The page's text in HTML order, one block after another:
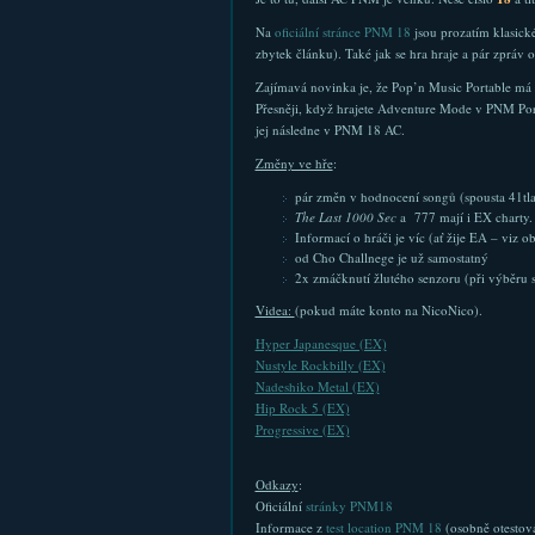
Na oficiální stránce PNM 18 jsou prozatím
zbytek článku). Také jak se hra hraje a pár zpráv
Zajímavá novinka je, že Pop’n Music Portable
Přesněji, když hrajete Adventure Mode v PNM
jej následne v PNM 18 AC.
Změny ve hře:
pár změn v hodnocení songů (spousta
The Last 1000 Seca 777 mají i EX charty.
Informací o hráči je víc (ať žije EA – viz
od Cho Challnege je už samostatný
2x zmáčknutí žlutého senzoru (při výběru
Videa: (pokud máte konto na NicoNico).
Hyper Japanesque (EX)
Nustyle Rockbilly (EX)
Nadeshiko Metal (EX)
Hip Rock 5 (EX)
Progressive (EX)
Odkazy:
Oficiální stránky PNM18
Informace z test location PNM 18 (osobně